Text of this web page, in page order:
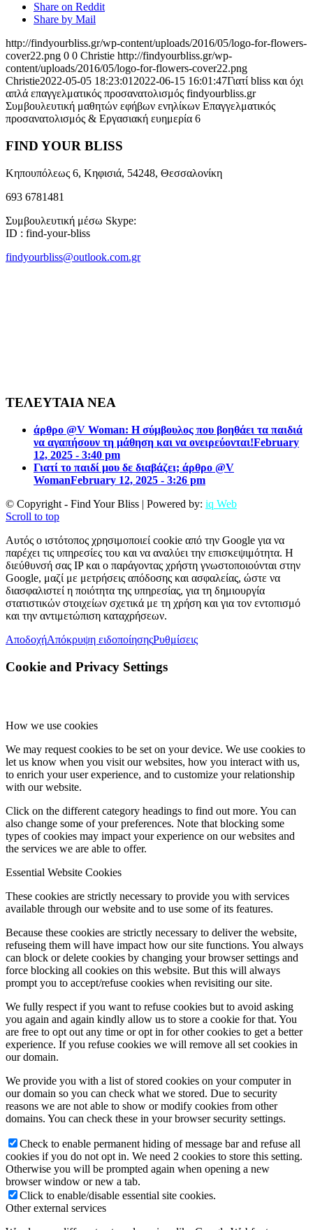
Share on Reddit
Share by Mail
http://findyourbliss.gr/wp-content/uploads/2016/05/logo-for-flowers-
cover22.png 0 0 Christie http://findyourbliss.gr/wp-
content/uploads/2016/05/logo-for-flowers-cover22.png
Christie2022-05-05 18:23:01 2022-06-15 16:01:47Γιατί bliss και όχι
απλά επαγγελματικός προσανατολισμός findyourbliss.gr
Συμβουλευτική μαθητών εφήβων ενηλίκων Επαγγελματικός
προσανατολισμός & Εργασιακή ευημερία 6
FIND YOUR BLISS
Κηπουπόλεως 6, Κηφισιά, 54248, Θεσσαλονίκη
693 6781481
Συμβουλευτική μέσω Skype:
ID : find-your-bliss
findyourbliss@outlook.com.gr
ΤΕΛΕΥΤΑΙΑ ΝΕΑ
άρθρο @V Woman: Η σύμβουλος που βοηθάει τα παιδιά
να αγαπήσουν τη μάθηση και να ονειρεύονται!February
12, 2025 - 3:40 pm
Γιατί το παιδί μου δε διαβάζει; άρθρο @V
WomanFebruary 12, 2025 - 3:26 pm
© Copyright - Find Your Bliss | Powered by: iq Web
Scroll to top
Αυτός ο ιστότοπος χρησιμοποιεί cookie από την Google για να
παρέχει τις υπηρεσίες του και να αναλύει την επισκεψιμότητα. Η
διεύθυνσή σας IP και ο παράγοντας χρήστη γνωστοποιούνται στην
Google, μαζί με μετρήσεις απόδοσης και ασφαλείας, ώστε να
διασφαλιστεί η ποιότητα της υπηρεσίας, για τη δημιουργία
στατιστικών στοιχείων σχετικά με τη χρήση και για τον εντοπισμό
και την αντιμετώπιση καταχρήσεων.
ΑποδοχήΑπόκρυψη ειδοποίησηςΡυθμίσεις
Cookie and Privacy Settings
How we use cookies
We may request cookies to be set on your device. We use cookies to
let us know when you visit our websites, how you interact with us,
to enrich your user experience, and to customize your relationship
with our website.
Click on the different category headings to find out more. You can
also change some of your preferences. Note that blocking some
types of cookies may impact your experience on our websites and
the services we are able to offer.
Essential Website Cookies
These cookies are strictly necessary to provide you with services
available through our website and to use some of its features.
Because these cookies are strictly necessary to deliver the website,
refuseing them will have impact how our site functions. You always
can block or delete cookies by changing your browser settings and
force blocking all cookies on this website. But this will always
prompt you to accept/refuse cookies when revisiting our site.
We fully respect if you want to refuse cookies but to avoid asking
you again and again kindly allow us to store a cookie for that. You
are free to opt out any time or opt in for other cookies to get a better
experience. If you refuse cookies we will remove all set cookies in
our domain.
We provide you with a list of stored cookies on your computer in
our domain so you can check what we stored. Due to security
reasons we are not able to show or modify cookies from other
domains. You can check these in your browser security settings.
Check to enable permanent hiding of message bar and refuse all
cookies if you do not opt in. We need 2 cookies to store this setting.
Otherwise you will be prompted again when opening a new
browser window or new a tab.
Click to enable/disable essential site cookies.
Other external services